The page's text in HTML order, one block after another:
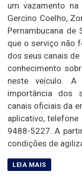
um vazamento na
Gercino Coelho,
Pernambucana de
que o serviço não
dos seus canais
conhecimento
neste veículo.
importância dos
canais oficiais da
aplicativo,
9488-5227. A
condições de